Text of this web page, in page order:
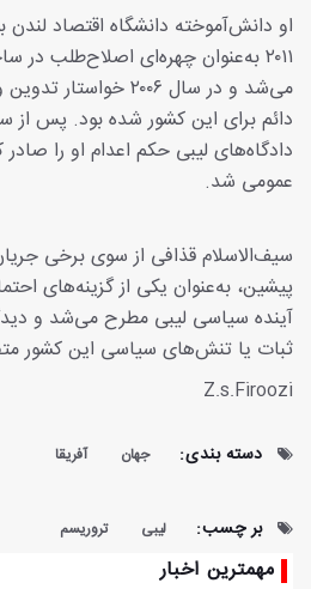
او دانش‌آموخته دانشگاه اقتصاد
۲۰۱۱ به‌عنوان چهره‌ای اصلاح‌طلب در
می‌شد و در سال ۲۰۰۶
دائم برای این کشور شده بود. پس
دادگاه‌های لیبی حکم اعدام او را
عمومی شد.
سیف‌الاسلام قذافی از سوی برخی
پیشین، به‌عنوان یکی از گزینه‌های
آینده سیاسی لیبی مطرح می‌شد و
ثبات یا تنش‌های سیاسی این کشور
Z.s.Firoozi
دسته بندی: جهان آفریقا
بر چسب: لیبی تروریسم
مهمترین اخبار